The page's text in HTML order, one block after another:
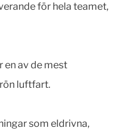
för hela teamet,
en av de mest
luftfart.
som eldrivna,